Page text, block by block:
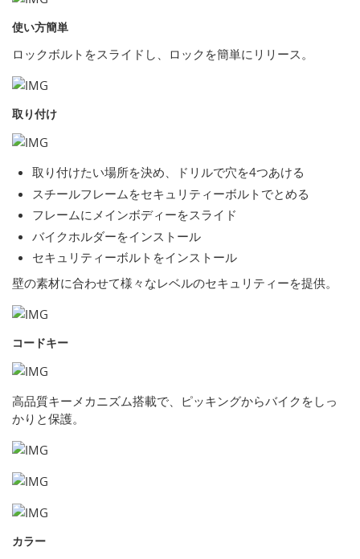
使い方簡単
ロックボルトをスライドし、ロックを簡単にリリース。
取り付け
取り付けたい場所を決め、ドリルで穴を4つあける
スチールフレームをセキュリティーボルトでとめる
フレームにメインボディーをスライド
バイクホルダーをインストール
セキュリティーボルトをインストール
壁の素材に合わせて様々なレベルのセキュリティーを提供。
コードキー
高品質キーメカニズム搭載で、ピッキングからバイクをしっ
かりと保護。
カラー